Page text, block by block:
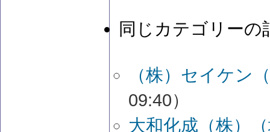
同じカテゴリーの
（株）セイケン
09:40）
大和化成（株）